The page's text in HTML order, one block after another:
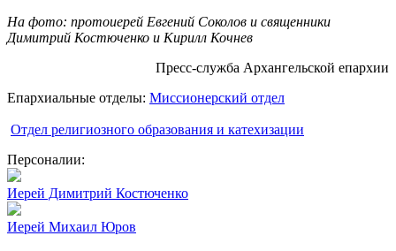
На фото: протоиерей Евгений Соколов и священники
Димитрий Костюченко и Кирилл Кочнев
Пресс-служба Архангельской епархии
Епархиальные отделы: Миссионерский отдел
Отдел религиозного образования и катехизации
Персоналии:
Иерей Димитрий Костюченко
Иерей Михаил Юров